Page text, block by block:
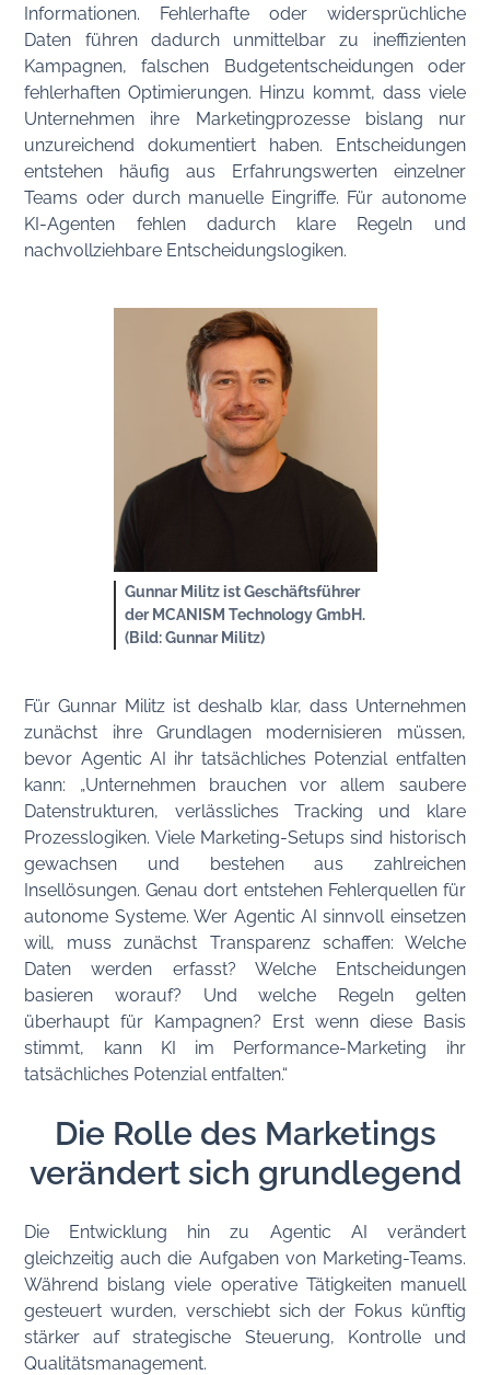
Informationen. Fehlerhafte oder widersprüchliche
Daten führen dadurch unmittelbar zu ineffizienten
Kampagnen, falschen Budgetentscheidungen oder
fehlerhaften Optimierungen. Hinzu kommt, dass viele
Unternehmen ihre Marketingprozesse bislang nur
unzureichend dokumentiert haben. Entscheidungen
entstehen häufig aus Erfahrungswerten einzelner
Teams oder durch manuelle Eingriffe. Für autonome
KI-Agenten fehlen dadurch klare Regeln und
nachvollziehbare Entscheidungslogiken.
Gunnar Militz ist Geschäftsführer
der MCANISM Technology GmbH.
(Bild: Gunnar Militz)
Für Gunnar Militz ist deshalb klar, dass Unternehmen
zunächst ihre Grundlagen modernisieren müssen,
bevor Agentic AI ihr tatsächliches Potenzial entfalten
kann: „Unternehmen brauchen vor allem saubere
Datenstrukturen, verlässliches Tracking und klare
Prozesslogiken. Viele Marketing-Setups sind historisch
gewachsen und bestehen aus zahlreichen
Insellösungen. Genau dort entstehen Fehlerquellen für
autonome Systeme. Wer Agentic AI sinnvoll einsetzen
will, muss zunächst Transparenz schaffen: Welche
Daten werden erfasst? Welche Entscheidungen
basieren worauf? Und welche Regeln gelten
überhaupt für Kampagnen? Erst wenn diese Basis
stimmt, kann KI im Performance-Marketing ihr
tatsächliches Potenzial entfalten.“
Die Rolle des Marketings
verändert sich grundlegend
Die Entwicklung hin zu Agentic AI verändert
gleichzeitig auch die Aufgaben von Marketing-Teams.
Während bislang viele operative Tätigkeiten manuell
gesteuert wurden, verschiebt sich der Fokus künftig
stärker auf strategische Steuerung, Kontrolle und
Qualitätsmanagement.